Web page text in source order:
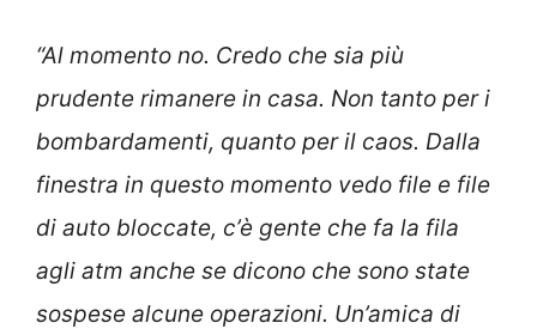
“Al momento no. Credo che sia più
prudente rimanere in casa. Non tanto per i
bombardamenti, quanto per il caos. Dalla
finestra in questo momento vedo file e file
di auto bloccate, c’è gente che fa la fila
agli atm anche se dicono che sono state
sospese alcune operazioni. Un’amica di